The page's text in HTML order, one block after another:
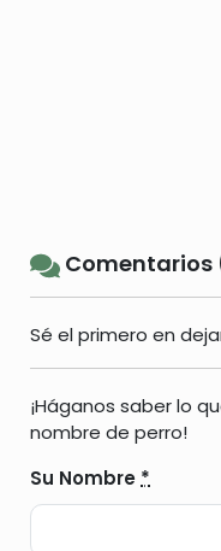
Comentarios
Sé el primero en
¡Háganos saber lo
nombre de perro!
Su Nombre *